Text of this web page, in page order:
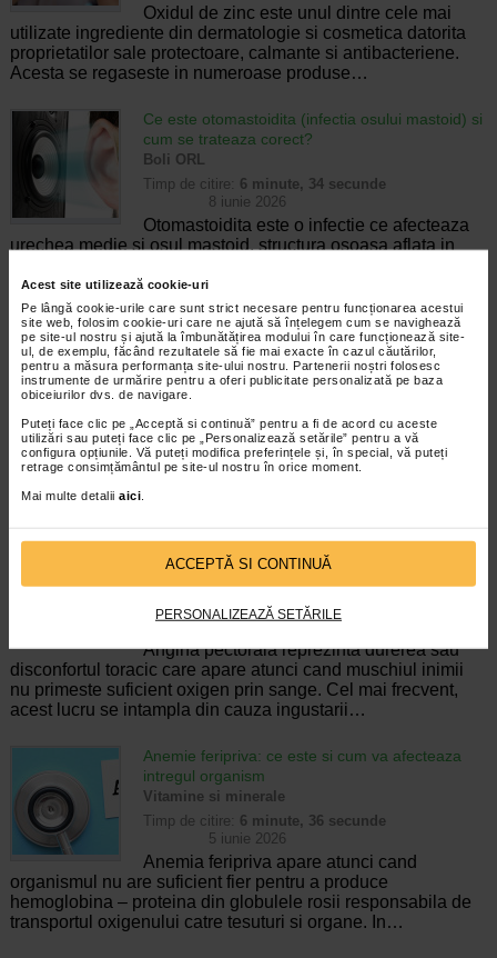
Acest site utilizează cookie-uri
Pe lângă cookie-urile care sunt strict necesare pentru funcționarea acestui
site web, folosim cookie-uri care ne ajută să înțelegem cum se navighează
pe site-ul nostru și ajută la îmbunătățirea modului în care funcționează site-
ul, de exemplu, făcând rezultatele să fie mai exacte în cazul căutărilor,
pentru a măsura performanța site-ului nostru. Partenerii noștri folosesc
instrumente de urmărire pentru a oferi publicitate personalizată pe baza
obiceiurilor dvs. de navigare.
Puteți face clic pe „Acceptă si continuă” pentru a fi de acord cu aceste
utilizări sau puteți face clic pe „Personalizează setările” pentru a vă
configura opțiunile. Vă puteți modifica preferințele și, în special, vă puteți
retrage consimțământul pe site-ul nostru în orice moment.
Mai multe detalii aici
ACCEPTĂ SI CONTINUĂ
PERSONALIZEAZĂ SETĂRILE
Oxidul de zinc este unul dintre cele mai
utilizate ingrediente din dermatologie si cosmetica datorita
proprietatilor sale protectoare, calmante si antibacteriene.
Acesta se regaseste in numeroase produse…
Ce este otomastoidita (infectia osului mastoid) si
cum se trateaza corect?
Boli ORL
Timp de citire: 6 minute, 34 secunde
8 iunie 2026
Otomastoidita este o infectie ce afecteaza
urechea medie si osul mastoid, structura osoasa aflata in
a otitei medii acute netratate sau tratate…
Bronsita cronica: de la primele simptome la
managementul pe termen lung
Boli ale sistemului respirator
Timp de citire:
8 iunie 2026
Bronsita cronica este o afectiune
respiratorie caracterizata prin inflamatia persistenta a
bronhiilor si prezenta unei tuse productive ce dureaza cel
putin trei luni pe an, timp de doi ani consecutivi.…
Angina Prinzmetal (angina vasospastica): ce
este, simptome, cauze si tratament
Boli de inima
Timp de citire:6 minute, 45 secunde
5 iunie 2026
Angina pectorala reprezinta durerea sau
disconfortul toracic care apare atunci cand muschiul inimii
nu primeste suficient oxigen prin sange. Cel mai frecvent,
acest lucru se intampla din cauza ingustarii…
Anemie feripriva: ce este si cum va afecteaza
intregul organism
Vitamine si minerale
Timp de citire: 6 minute, 36 secunde
5 iunie 2026
Anemia feripriva apare atunci cand
organismul nu are suficient fier pentru a produce
hemoglobina – proteina din globulele rosii responsabila de
transportul oxigenului catre tesuturi si organe. In…